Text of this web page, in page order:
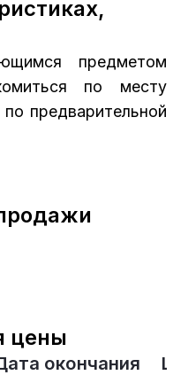
предметом
по месту
предварительной
цены
окончания